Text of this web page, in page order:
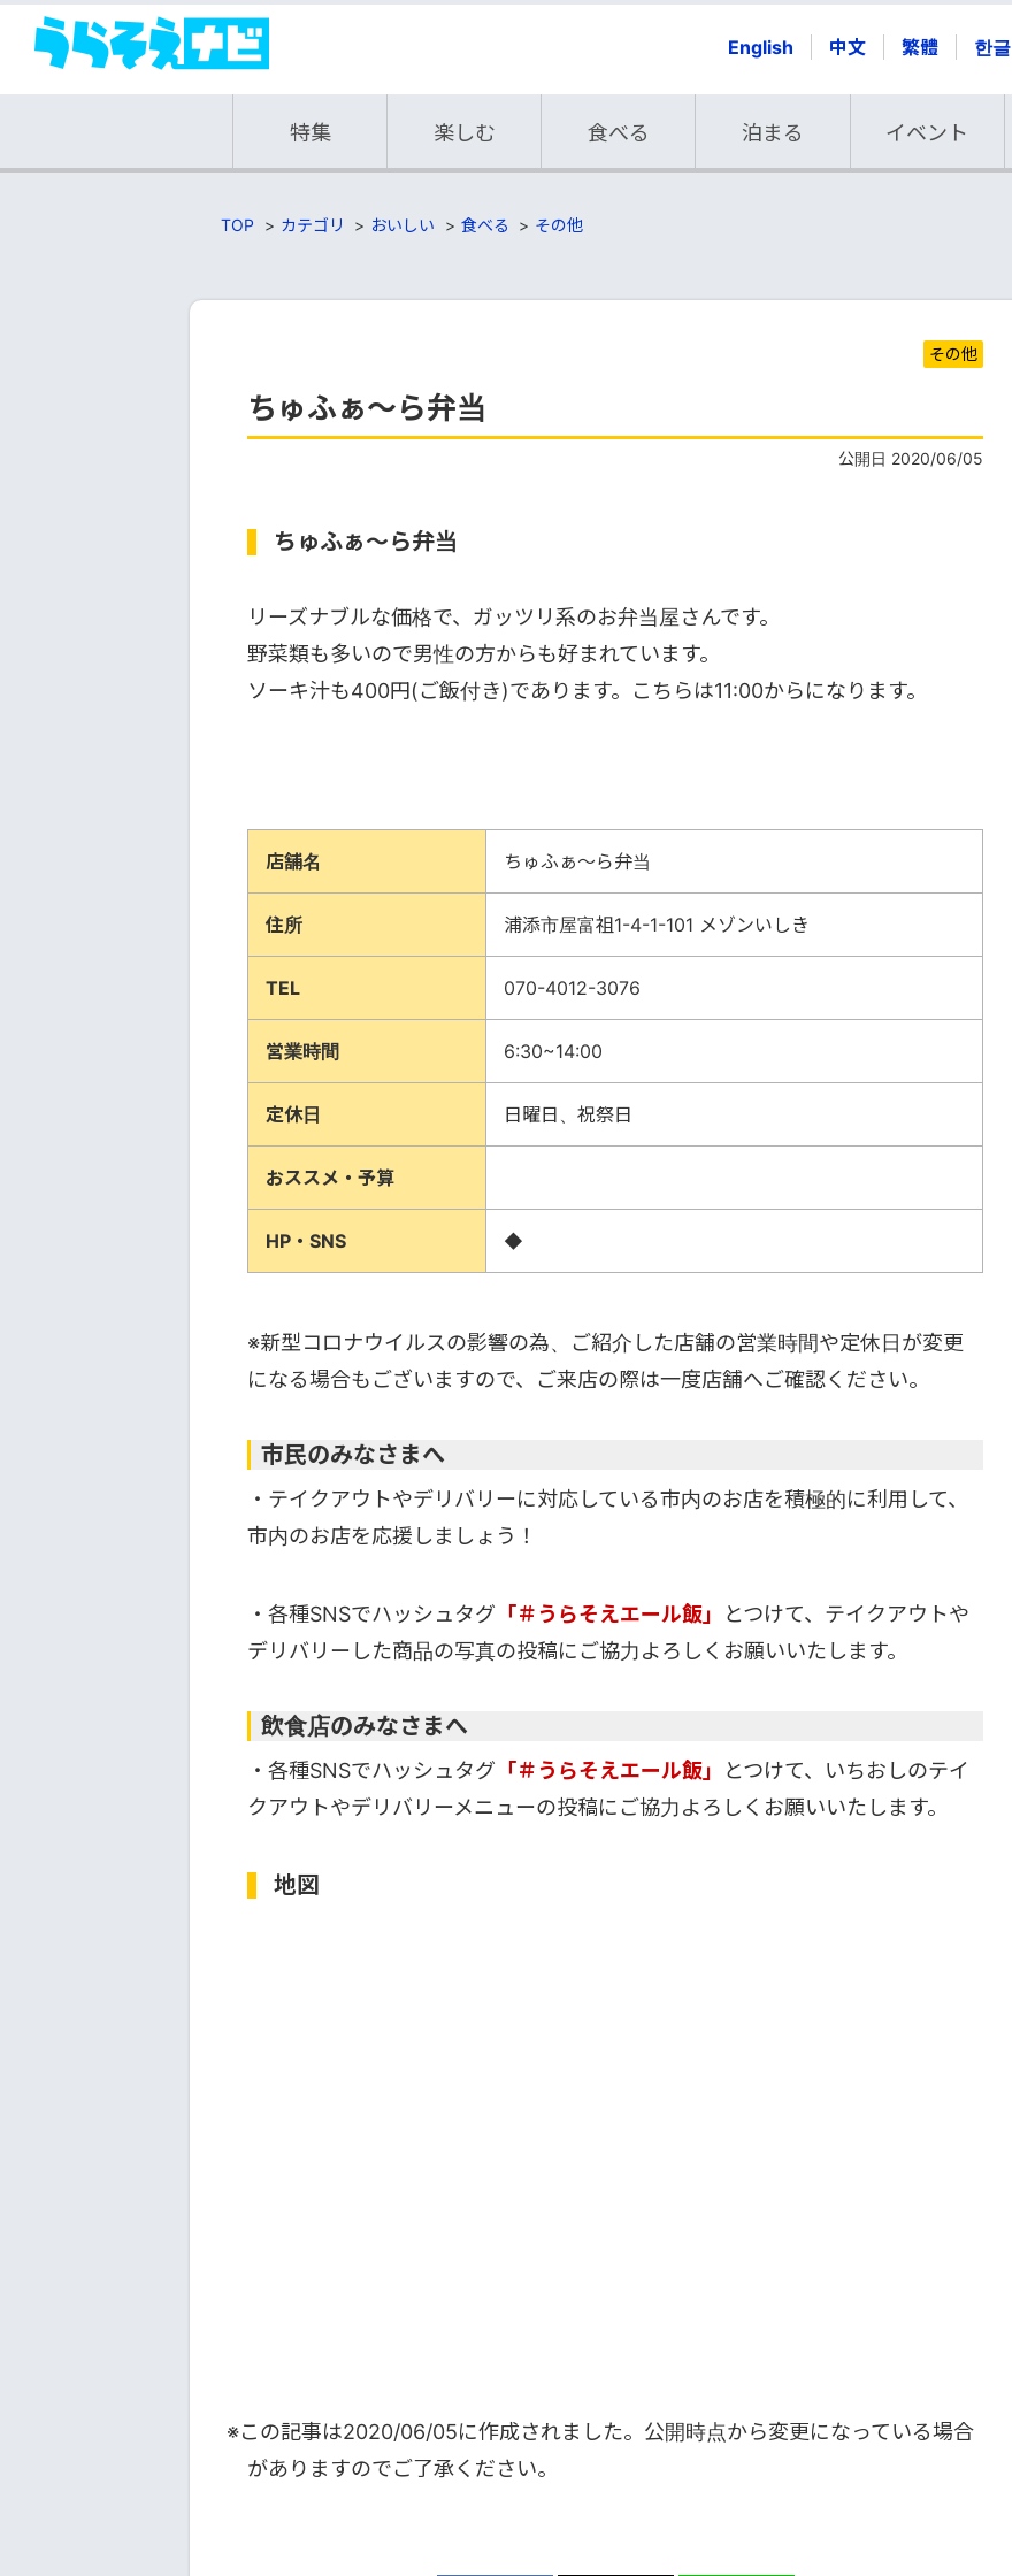
English 中文 繁體 한글
特集 楽しむ 食べる 泊まる イベント
TOP カテゴリ おいしい 食べる その他
その他
ちゅふぁ～ら弁当
公開日 2020/06/05
ちゅふぁ～ら弁当
リーズナブルな価格で、ガッツリ系のお弁当屋さんです。
野菜類も多いので男性の方からも好まれています。
ソーキ汁も400円(ご飯付き)であります。こちらは11:00からになります。
店舗名 ちゅふぁ～ら弁当
住所 浦添市屋富祖1-4-1-101 メゾンいしき
TEL 070-4012-3076
営業時間 6:30~14:00
定休日 日曜日、祝祭日
おススメ・予算
HP・SNS ◆
※新型コロナウイルスの影響の為、ご紹介した店舗の営業時間や定休日が変更
になる場合もございますので、ご来店の際は一度店舗へご確認ください。
市民のみなさまへ
・テイクアウトやデリバリーに対応している市内のお店を積極的に利用して、
市内のお店を応援しましょう！
・各種SNSでハッシュタグ 「＃うらそえエール飯」
とつけて、テイクアウトや
デリバリーした商品の写真の投稿にご協力よろしくお願いいたします。
飲食店のみなさまへ
・各種SNSでハッシュタグ 「＃うらそえエール飯」
とつけて、いちおしのテイ
クアウトやデリバリーメニューの投稿にご協力よろしくお願いいたします。
地図
※この記事は2020/06/05に作成されました。公開時点から変更になっている場合
がありますのでご了承ください。